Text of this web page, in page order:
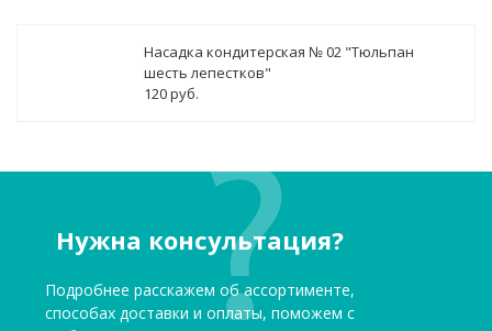
Насадка кондитерская № 02 "Тюльпан
шесть лепестков"
120 руб.
Нужна консультация?
Подробнее расскажем об ассортименте,
способах доставки и оплаты, поможем с